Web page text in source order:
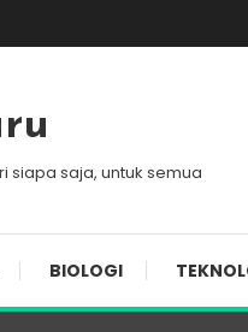
siapa saja, untuk semua
BIOLOGI